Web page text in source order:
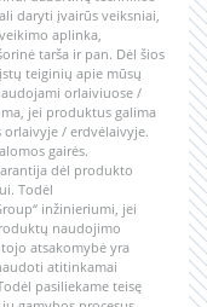
daryti įvairūs veiksniai,
aplinka,
tarša ir pan. Dėl šios
teiginių apie mūsų
orlaiviuose /
jei produktus galima
/ erdvėlaivyje.
gairės.
dėl produkto
Todėl
inžinieriumi, jei
naudojimo
atsakomybė yra
atitinkamai
pasiliekame teisę